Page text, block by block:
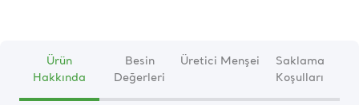
Ürün
Hakkında
Besin
Değerleri
Üretici Menşei
Saklama
Koşulları